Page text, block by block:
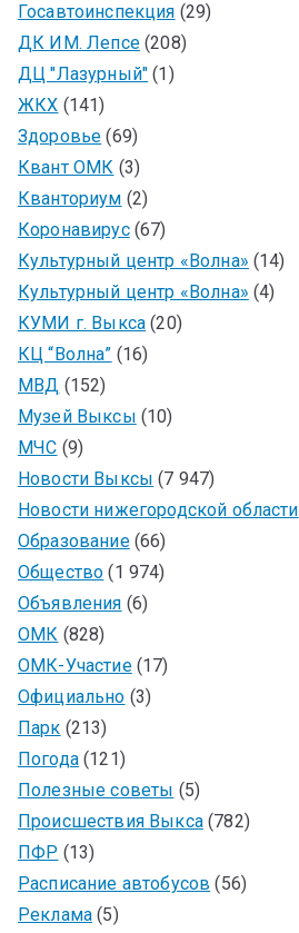
Госавтоинспекция (29)
ДК ИМ. Лепсе(208)
ДЦ "Лазурный" (1)
ЖКХ (141)
Здоровье (69)
Квант ОМК (3)
Кванториум (2)
Коронавирус(67)
Культурный центр «Волна» (14)
Культурный центр «Волна» (4)
КУМИ г. Выкса (20)
КЦ “Волна” (16)
МВД (152)
Музей Выксы (10)
МЧС (9)
Новости Выксы (7 947)
Новости нижегородской области
Образование(66)
Общество (1 974)
Объявления (6)
ОМК (828)
ОМК-Участие(17)
Официально (3)
Парк (213)
Погода(121)
Полезные советы (5)
Происшествия Выкса(782)
ПФР (13)
Расписание автобусов (56)
Реклама (5)